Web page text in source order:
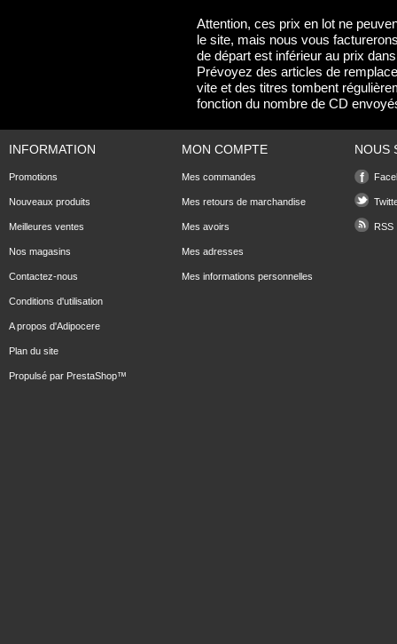
Attention, ces prix en lot ne
le site, mais nous vous
de départ est inférieur au prix
Prévoyez des articles de
vite et des titres tombent
fonction du nombre de CD
INFORMATION
Promotions
Nouveaux produits
Meilleures ventes
Nos magasins
Contactez-nous
Conditions d'utilisation
A propos d'Adipocere
Plan du site
Propulsé par PrestaShop™
MON COMPTE
Mes commandes
Mes retours de marchandise
Mes avoirs
Mes adresses
Mes informations personnelles
NOUS
RSS